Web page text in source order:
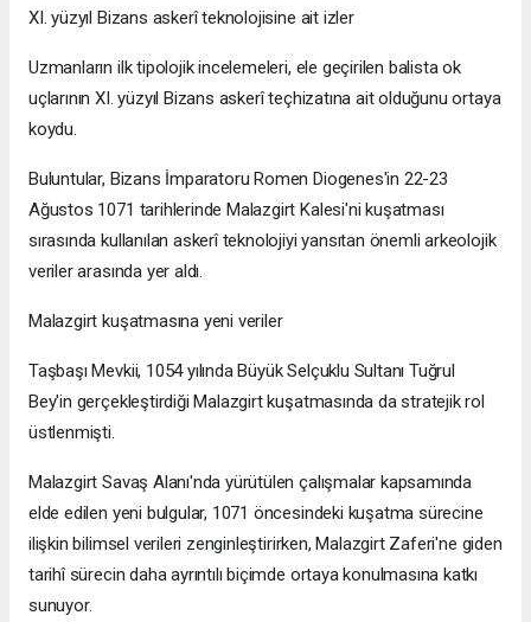
XI. yüzyıl Bizans askerî teknolojisine ait izler
Uzmanların ilk tipolojik incelemeleri, ele geçirilen balista ok
uçlarının XI. yüzyıl Bizans askerî teçhizatına ait olduğunu ortaya
koydu.
Buluntular, Bizans İmparatoru Romen Diogenes'in 22-23
Ağustos 1071 tarihlerinde Malazgirt Kalesi'ni kuşatması
sırasında kullanılan askerî teknolojiyi yansıtan önemli arkeolojik
veriler arasında yer aldı.
Malazgirt kuşatmasına yeni veriler
Taşbaşı Mevkii, 1054 yılında Büyük Selçuklu Sultanı Tuğrul
Bey'in gerçekleştirdiği Malazgirt kuşatmasında da stratejik rol
üstlenmişti.
Malazgirt Savaş Alanı'nda yürütülen çalışmalar kapsamında
elde edilen yeni bulgular, 1071 öncesindeki kuşatma sürecine
ilişkin bilimsel verileri zenginleştirirken, Malazgirt Zaferi'ne giden
tarihî sürecin daha ayrıntılı biçimde ortaya konulmasına katkı
sunuyor.